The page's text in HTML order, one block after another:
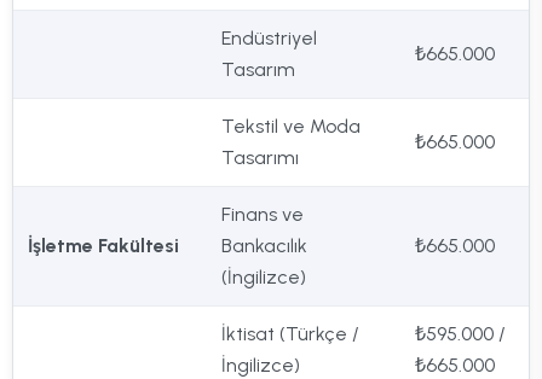
Endüstriyel
Tasarım
₺665.000
Tekstil ve Moda
Tasarımı
₺665.000
İşletme Fakültesi
Finans ve
Bankacılık
(İngilizce)
₺665.000
İktisat (Türkçe /
İngilizce)
₺595.000 /
₺665.000